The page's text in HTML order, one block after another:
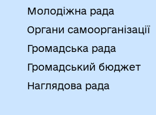
Молодіжна рада
Органи самоорганізації
Громадська рада
Громадський бюджет
Наглядова рада